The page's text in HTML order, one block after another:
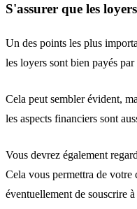
S'assurer que les
Un des points les plus
les loyers sont bien payés
Cela peut sembler évident,
les aspects financiers sont
Vous devrez également
Cela vous permettra de
éventuellement de souscrire